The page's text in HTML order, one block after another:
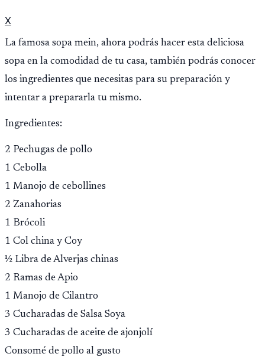
X
La famosa sopa mein, ahora podrás hacer esta deliciosa
sopa en la comodidad de tu casa, también podrás conocer
los ingredientes que necesitas para su preparación y
intentar a prepararla tu mismo.
Ingredientes:
2 Pechugas de pollo
1 Cebolla
1 Manojo de cebollines
2 Zanahorias
1 Brócoli
1 Col china y Coy
½ Libra de Alverjas chinas
2 Ramas de Apio
1 Manojo de Cilantro
3 Cucharadas de Salsa Soya
3 Cucharadas de aceite de ajonjolí
Consomé de pollo al gusto